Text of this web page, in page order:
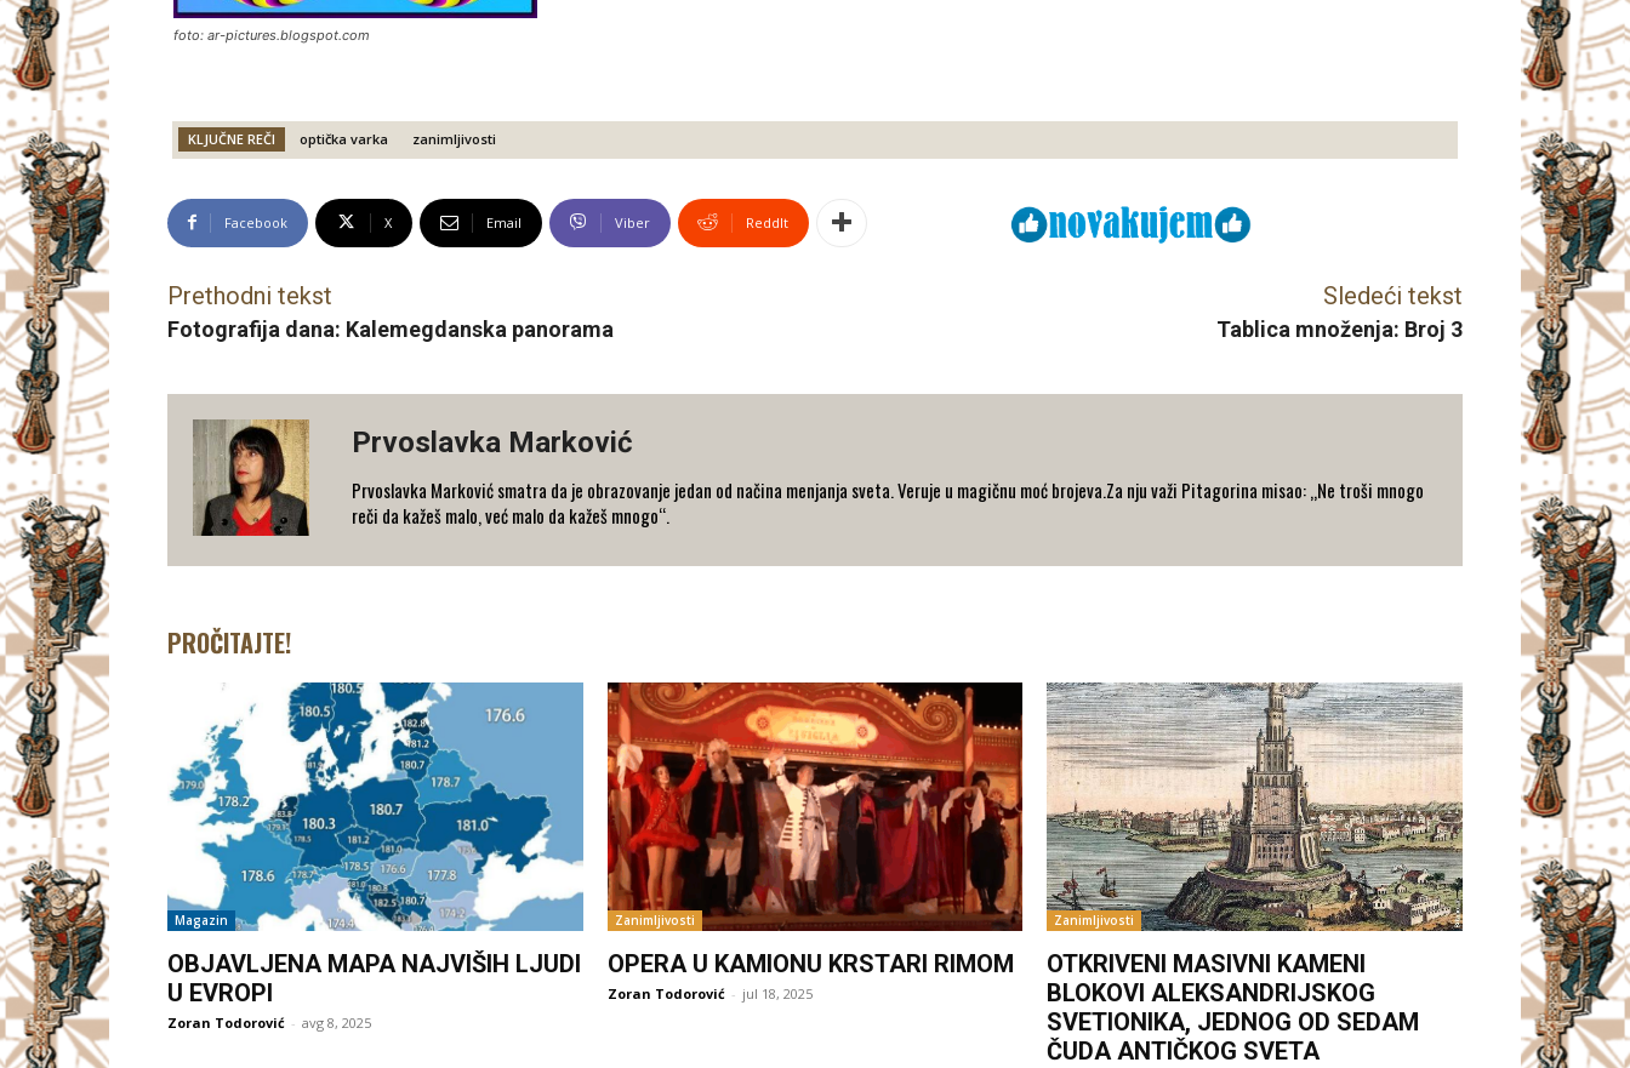
foto: ar-pictures.blogspot.com
KLJUČNE REČI optička varka zanimljivosti
Facebook X Email Viber ReddIt
Prethodni tekst
Fotografija dana: Kalemegdanska panorama
Sledeći tekst
Tablica množenja: Broj 3
Prvoslavka Marković
Prvoslavka Marković smatra da je obrazovanje jedan od načina menjanja sveta. Veruje u magičnu moć brojeva.Za nju važi Pitagorina misao: „Ne troši mnogo
reči da kažeš malo, već malo da kažeš mnogo“.
PROČITAJTE!
Magazin
OBJAVLJENA MAPA NAJVIŠIH LJUDI
U EVROPI
Zoran Todorović - avg 8, 2025
Zanimljivosti
OPERA U KAMIONU KRSTARI RIMOM
Zoran Todorović - jul 18, 2025
Zanimljivosti
OTKRIVENI MASIVNI KAMENI
BLOKOVI ALEKSANDRIJSKOG
SVETIONIKA, JEDNOG OD SEDAM
ČUDA ANTIČKOG SVETA